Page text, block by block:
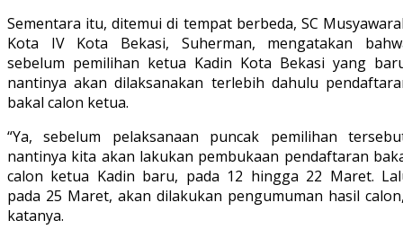
Sementara itu, ditemui di tempat berbeda, SC
Kota IV Kota Bekasi, Suherman, mengatakan
sebelum pemilihan ketua Kadin Kota Bekasi yang
nantinya akan dilaksanakan terlebih dahulu
bakal calon ketua.
“Ya, sebelum pelaksanaan puncak pemilihan
nantinya kita akan lakukan pembukaan pendaftaran
calon ketua Kadin baru, pada 12 hingga 22 Maret.
pada 25 Maret, akan dilakukan pengumuman hasil
katanya.